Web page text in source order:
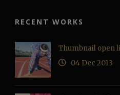
RECENT WORKS
Thumbnail open
04 Dec 2013